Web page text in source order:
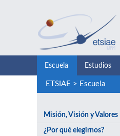
Escuela Estudios
ETSIAE > Escuela
Misión, Visión y Valores
¿Por qué elegirnos?